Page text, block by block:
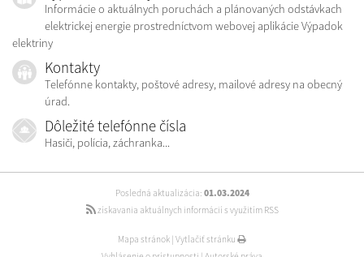
Informácie o aktuálnych poruchách a plánovaných odstávkach
elektrickej energie prostredníctvom webovej aplikácie Výpadok
elektriny
Kontakty
Telefónne kontakty, poštové adresy, mailové adresy na obecný
úrad.
Dôležité telefónne čísla
Hasiči, polícia, záchranka...
Posledná aktualizácia: 01.03.2024
získavania aktuálnych informácií s využitím RSS
Mapa stránok | Vytlačiť stránku